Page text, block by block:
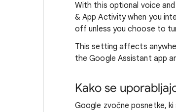
With this optional voice
& App Activity when you
off unless you choose to
This setting affects
the Google Assistant app
Kako se
Google zvočne posnetke,